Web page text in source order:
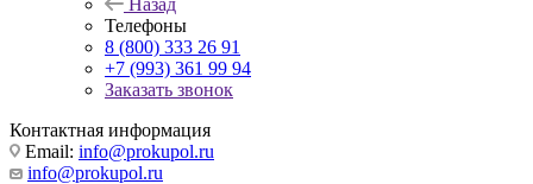
Назад
Телефоны
8 (800) 333 26 91
+7 (993) 361 99 94
Заказать звонок
Контактная информация
Email: info@prokupol.ru
info@prokupol.ru